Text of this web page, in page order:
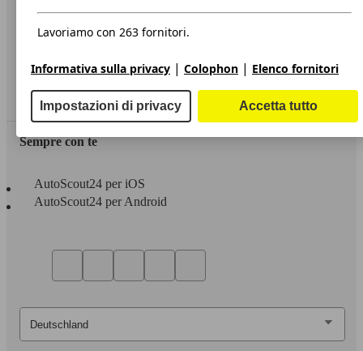
Privacy
Dichiarazione di Accessibilità
Servizi
Area rivenditori
Sempre con te
AutoScout24 per iOS
AutoScout24 per Android
Lavoriamo con 263 fornitori.
Informativa sulla privacy | Colophon | Elenco fornitori
Impostazioni di privacy Accetta tutto